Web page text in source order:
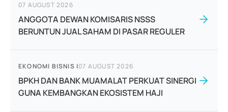
07 AUGUST 2026
ANGGOTA DEWAN KOMISARIS NSSS
BERUNTUN JUAL SAHAM DI PASAR REGULER
EKONOMI BISNIS |07 AUGUST 2026
BPKH DAN BANK MUAMALAT PERKUAT SINERGI
GUNA KEMBANGKAN EKOSISTEM HAJI